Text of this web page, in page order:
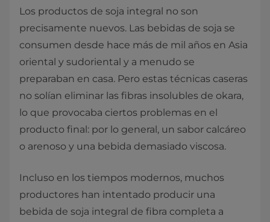
Los productos de soja integral no son
precisamente nuevos. Las bebidas de soja se
consumen desde hace más de mil años en Asia
oriental y sudoriental y a menudo se
preparaban en casa. Pero estas técnicas caseras
no solían eliminar las fibras insolubles de okara,
lo que provocaba ciertos problemas en el
producto final: por lo general, un sabor calcáreo
o arenoso y una bebida demasiado viscosa.
Incluso en los tiempos modernos, muchos
productores han intentado producir una
bebida de soja integral de fibra completa a